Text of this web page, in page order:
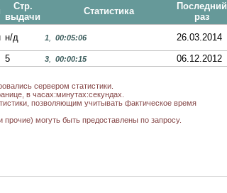
Стр.
выдачи
Статистика
Последний
раз
н/д 1 00:05:06
26.03.2014
5 3 00:00:15 06.12.2012
сервером статистики.
в часах:минутах:секундах.
позволяющим учитывать фактическое время
могуть быть предоставлены по запросу.